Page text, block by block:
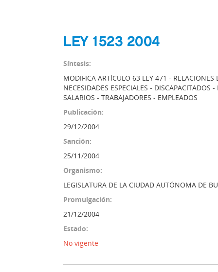
LEY 1523 2004
Síntesis:
MODIFICA ARTÍCULO 63 LEY 471 -
NECESIDADES ESPECIALES -
SALARIOS - TRABAJADORES - EMPLEADOS
Publicación:
29/12/2004
Sanción:
25/11/2004
Organismo:
LEGISLATURA DE LA CIUDAD AUTÓNOMA DE
Promulgación:
21/12/2004
Estado:
No vigente